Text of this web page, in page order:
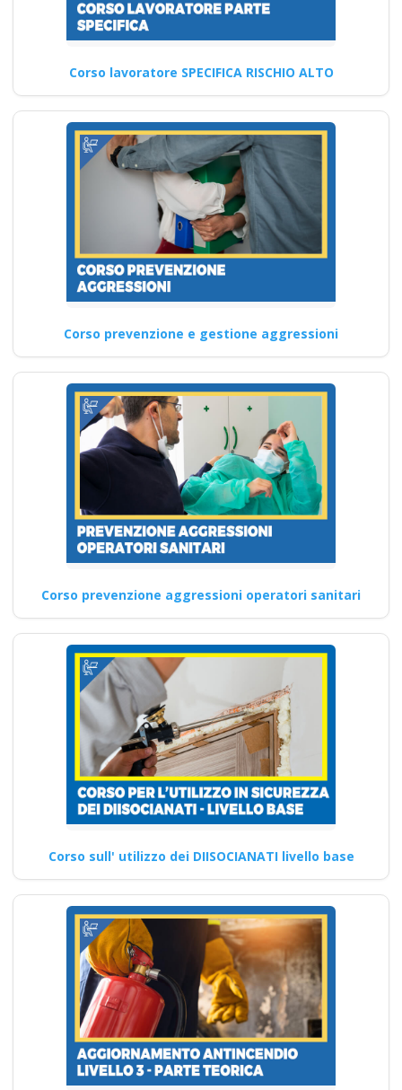
aggiornamento per
attestati: le ultime
indicazioni normative
regioni 2025 corso
formatori
videoconferenza fad
aula virtuale
integrazione parte
base generale Corsi
per Datori di Lavoro
con compiti di RSPP
(DL SPP) rls rlst
preposto datore
lavoratori ddl dlspp
rinnovo attestato
Corso Formatore per la
Sicurezza sul Lavoro: Teoria
Quali sono i requisiti…
Continua
Corso lavoratore SPECIFICA RISCHIO ALTO
Corso prevenzione e gestione aggressioni
Corso prevenzione aggressioni operatori sanitari
Corso sull' utilizzo dei DIISOCIANATI livello base